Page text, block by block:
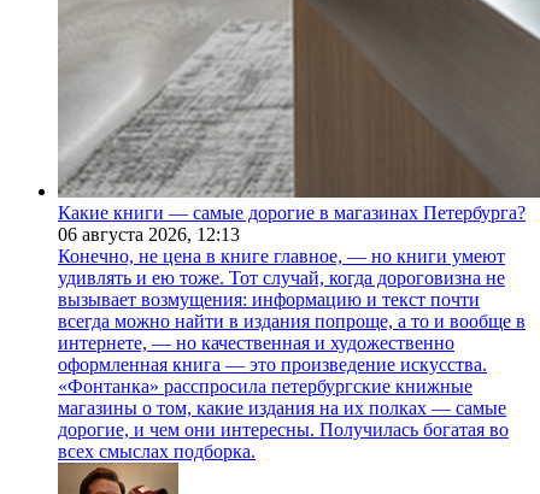
Какие книги — самые дорогие в магазинах Петербурга?
06 августа 2026, 12:13
Конечно, не цена в книге главное, — но книги умеют
удивлять и ею тоже. Тот случай, когда дороговизна не
вызывает возмущения: информацию и текст почти
всегда можно найти в издания попроще, а то и вообще в
интернете, — но качественная и художественно
оформленная книга — это произведение искусства.
«Фонтанка» расспросила петербургские книжные
магазины о том, какие издания на их полках — самые
дорогие, и чем они интересны. Получилась богатая во
всех смыслах подборка.